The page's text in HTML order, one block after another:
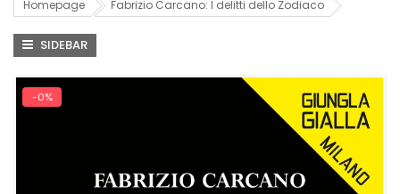
Homepage Fabrizio Carcano: I delitti dello Zodiaco
SIDEBAR
-0%